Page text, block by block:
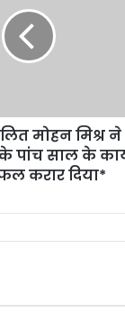
मोहन मिश्र
पांच साल के
करार दिया*